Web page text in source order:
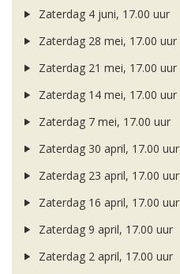
Zaterdag 4 juni, 17.00 uur
Zaterdag 28 mei, 17.00 uur
Zaterdag 21 mei, 17.00 uur
Zaterdag 14 mei, 17.00 uur
Zaterdag 7 mei, 17.00 uur
Zaterdag 30 april, 17.00 uur
Zaterdag 23 april, 17.00 uur
Zaterdag 16 april, 17.00 uur
Zaterdag 9 april, 17.00 uur
Zaterdag 2 april, 17.00 uur